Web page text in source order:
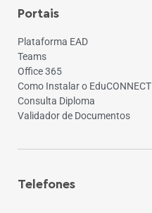
Portais
Plataforma EAD
Teams
Office 365
Como Instalar o EduCONNECT
Consulta Diploma
Validador de Documentos
Telefones